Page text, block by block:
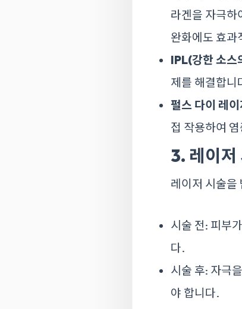
라겐을 자극하
완화에도 효과
IPL(강한 소스
제를 해결합니
펄스 다이 레이
접 작용하여
3. 레이저
레이저 시술을
시술 전: 피부
다.
시술 후: 자극
야 합니다.